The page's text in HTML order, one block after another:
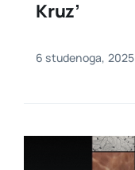
Kruz’
6 studenoga, 2025